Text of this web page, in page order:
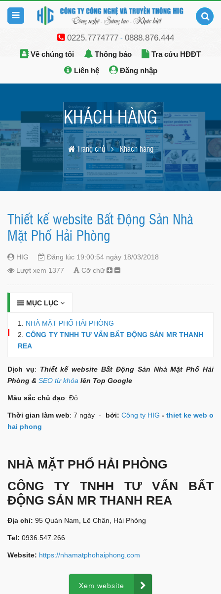
0225.7774777- 0888.876.444
Về chúng tôi Thông báo
Tra cứu HĐĐT
Liên hệ
Đăng nhập
KHÁCH HÀNG
Trang chủ Khách hàng
Thiết kế website Bất Động Sản Nhà
Mặt Phố Hải Phòng
HIG
Đăng lúc 19:00:54 ngày 18/03/2018
Lượt xem 1377
Cỡ chữ
MỤC LỤC
NHÀ MẶT PHỐ HẢI PHÒNG
CÔNG TY TNHH TƯ VẤN BẤT ĐỘNG SẢN MR THANH
REA
Dịch vụ: Thiết kế website Bất Động Sản Nhà Mặt Phố Hải
Phòng & SEO từ khóa lên Top Google
Màu sắc chủ đạo: Đỏ
Thời gian làm web: 7 ngày - bởi: Công ty HIG - thiet ke web o
hai phong
NHÀ MẶT PHỐ HẢI PHÒNG
CÔNG TY TNHH TƯ VẤN BẤT
ĐỘNG SẢN MR THANH REA
Địa chỉ: 95 Quán Nam, Lê Chân, Hải Phòng
Tel: 0936.547.266
Website: https://nhamatphohaiphong.com
Xem website